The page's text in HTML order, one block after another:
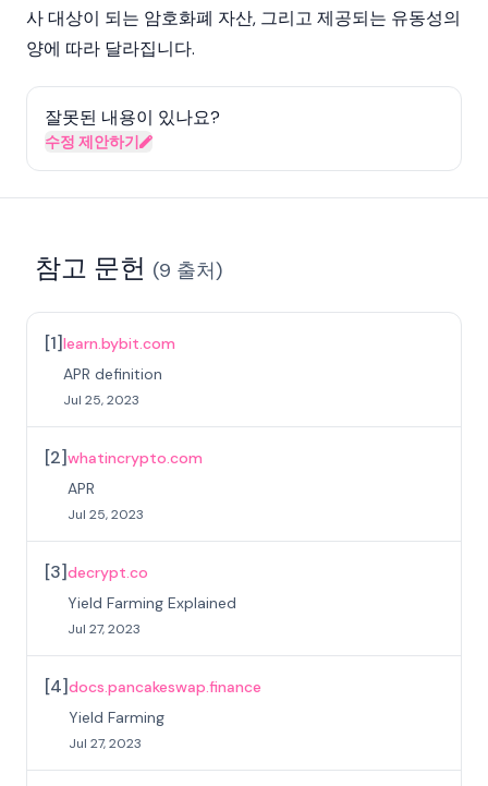
사 대상이 되는 암호화폐 자산, 그리고 제공되는 유동성의
양에 따라 달라집니다.
잘못된 내용이 있나요?
수정 제안하기
참고 문헌 (9 출처)
[1]learn.bybit.com
APR definition
Jul 25, 2023
[2]whatincrypto.com
APR
Jul 25, 2023
[3]decrypt.co
Yield Farming Explained
Jul 27, 2023
[4]docs.pancakeswap.finance
Yield Farming
Jul 27, 2023